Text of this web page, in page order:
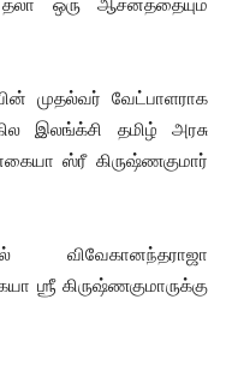
முதல்வர் வேட்பாளராக
இலங்க்சி தமிழ் அரசு
ஸ்ரீ கிருஷ்ணகுமார்
விவேகானந்தராஜா
ஶ்ரீ கிருஷ்ணகுமாருக்கு